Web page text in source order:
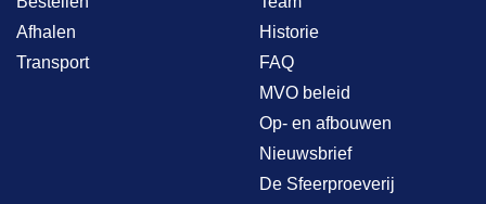
Afhalen
Transport
Historie
FAQ
MVO beleid
Op- en afbouwen
Nieuwsbrief
De Sfeerproeverij